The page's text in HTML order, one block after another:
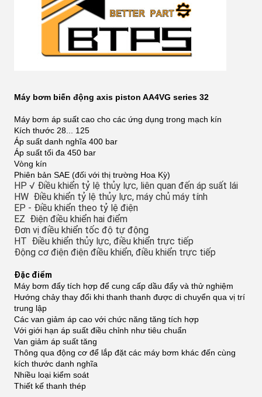
Máy bơm biến động axis piston AA4VG series 32
Máy bơm áp suất cao cho các ứng dụng trong mạch kín
Kích thước 28... 125
Áp suất danh nghĩa 400 bar
Áp suất tối đa 450 bar
Vòng kín
Phiên bản SAE (đối với thị trường Hoa Kỳ)
HP √ Điều khiển tỷ lệ thủy lực, liên quan đến áp suất lái
HW ️ Điều khiển tỷ lệ thủy lực, máy chủ máy tính
EP - Điều khiển theo tỷ lệ điện
EZ ️ Điện điều khiển hai điểm
Đơn vị điều khiển tốc độ tự động
HT ️ Điều khiển thủy lực, điều khiển trực tiếp
Động cơ điện điện điều khiển, điều khiển trực tiếp
Đặc điểm
Máy bơm đẩy tích hợp để cung cấp dầu đẩy và thử nghiệm
Hướng chảy thay đổi khi thanh thanh được di chuyển qua vị trí
trung lập
Các van giảm áp cao với chức năng tăng tích hợp
Với giới hạn áp suất điều chỉnh như tiêu chuẩn
Van giảm áp suất tăng
Thông qua động cơ để lắp đặt các máy bơm khác đến cùng
kích thước danh nghĩa
Nhiều loại kiểm soát
Thiết kế thanh thép